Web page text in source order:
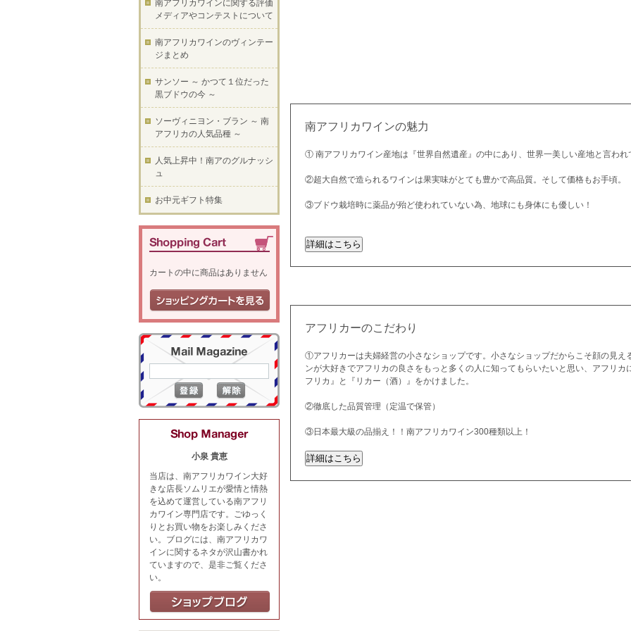
南アフリカワインの魅力
① 南アフリカワイン産地は『世界自然遺産』の中にあり、世界一美しい産地と言われ
②超大自然で造られるワインは果実味がとても豊かで高品質。そして価格もお手頃。
③ブドウ栽培時に薬品が殆ど使われていない為、地球にも身体にも優しい！
アフリカーのこだわり
①アフリカーは夫婦経営の小さなショップです。小さなショップだからこそ顔の見え
ンが大好きでアフリカの良さをもっと多くの人に知ってもらいたいと思い、アフリ
フリカ』と『リカー（酒）』をかけました。
②徹底した品質管理（定温で保管）
③日本最大級の品揃え！！南アフリカワイン300種類以上！
南アフリカワインに関する評価
メディアやコンテストについて
南アフリカワインのヴィンテー
ジまとめ
サンソー ～ かつて１位だった
黒ブドウの今 ～
ソーヴィニヨン・ブラン ～ 南
アフリカの人気品種 ～
人気上昇中！南アのグルナッシ
ュ
お中元ギフト特集
カートの中に商品はありません
小泉 貴恵
当店は、南アフリカワイン大好
きな店長ソムリエが愛情と情熱
を込めて運営している南アフリ
カワイン専門店です。ごゆっく
りとお買い物をお楽しみくださ
い。ブログには、南アフリカワ
インに関するネタが沢山書かれ
ていますので、是非ご覧くださ
い。